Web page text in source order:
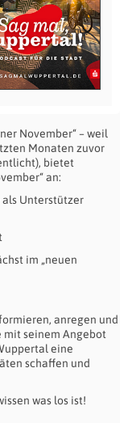
November“ – weil
Monaten zuvor
bietet
an:
Unterstützer
im „neuen
anregen und
mit seinem Angebot
eine
schaffen und
was los ist!